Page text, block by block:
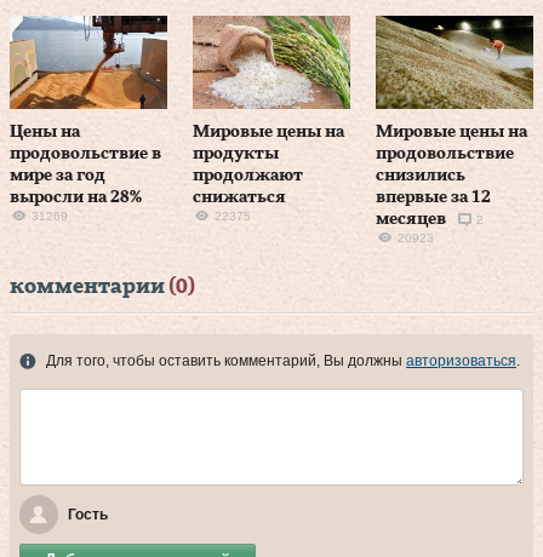
Цены на
продовольствие в
мире за год
выросли на 28%
31269
Мировые цены на
продукты
продолжают
снижаться
22375
Мировые цены на
продовольствие
снизились
впервые за 12
месяцев
2
20923
комментарии (0)
Для того, чтобы оставить комментарий, Вы должны авторизоваться.
Гость